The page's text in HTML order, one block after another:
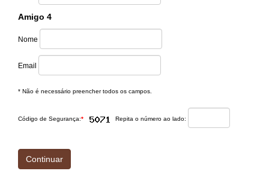
Amigo 4
Nome
Email
* Não é necessário preencher todos os campos.
Código de Segurança:* Repita o número ao lado: